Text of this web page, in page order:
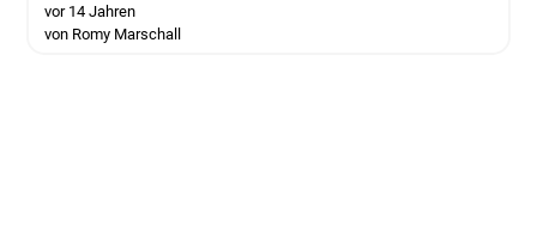
vor 14 Jahren
von Romy Marschall